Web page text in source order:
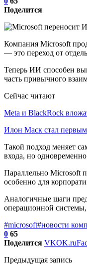
Поделится
Компания Microsoft
— это переход от
Теперь ИИ способен
часть привычного
Сейчас читают
Meta и BlackRock
Илон Маск стал
Такой подход меняет
входа, но
Параллельно Microsoft
особенно для
Аналогичные шаги
операционной системы,
#microsoft#новости
0 65
Поделится VKOK.ru
Предыдущая запись